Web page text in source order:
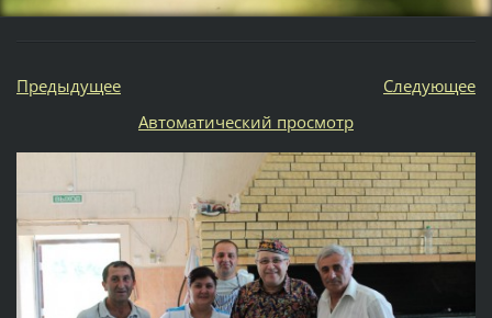
Предыдущее
Следующее
Aвтоматический просмотр